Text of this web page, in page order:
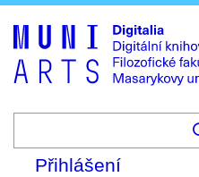
Přihlášení